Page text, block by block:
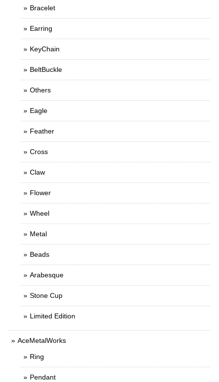
Bracelet
Earring
KeyChain
BeltBuckle
Others
Eagle
Feather
Cross
Claw
Flower
Wheel
Metal
Beads
Arabesque
Stone Cup
Limited Edition
AceMetalWorks
Ring
Pendant